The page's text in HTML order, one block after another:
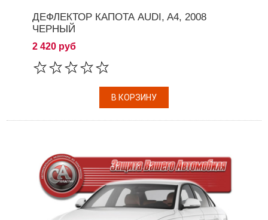
ДЕФЛЕКТОР КАПОТА AUDI, A4, 2008
ЧЕРНЫЙ
2 420 руб